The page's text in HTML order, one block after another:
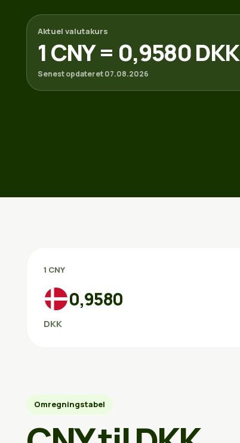
Aktuel valutakurs
1 CNY = 0,9580 DKK
Senest opdateret 07.08.2026
1 CNY
0,9580
DKK
Omregningstabel